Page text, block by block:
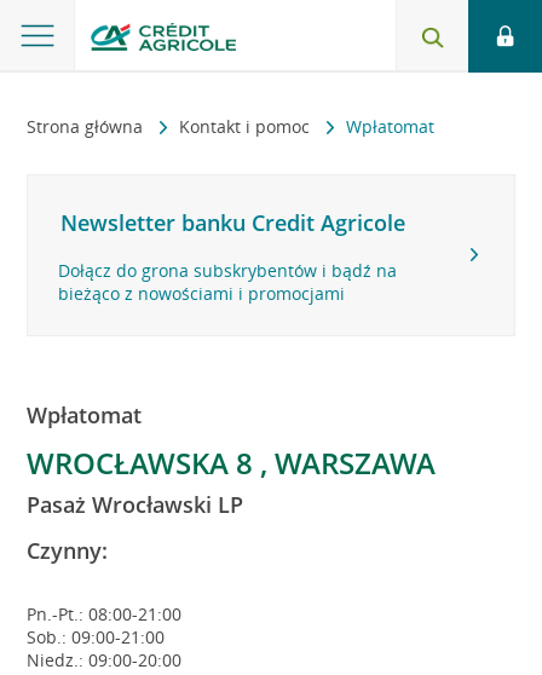
Strona główna Kontakt i pomoc Wpłatomat
Newsletter banku Credit Agricole
Dołącz do grona subskrybentów i bądź na
bieżąco z nowościami i promocjami
Wpłatomat
WROCŁAWSKA 8 , WARSZAWA
Pasaż Wrocławski LP
Czynny:
Pn.-Pt.: 08:00-21:00
Sob.: 09:00-21:00
Niedz.: 09:00-20:00